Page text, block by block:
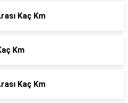
Kaç Km
Km
Kaç Km